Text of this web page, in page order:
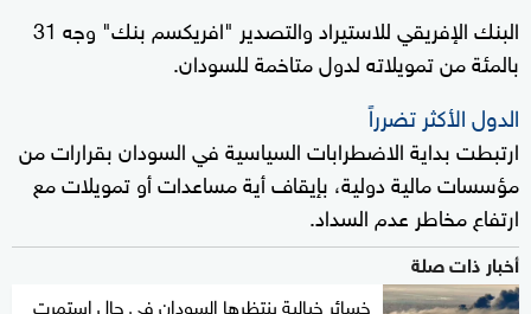
البنك الإفريقي للاستيراد والتصدير "افريكسم بنك" وجه 31
بالمئة من تمويلاته لدول متاخمة للسودان.
الدول الأكثر تضرراً
ارتبطت بداية الاضطرابات السياسية في السودان بقرارات من
مؤسسات مالية دولية، بإيقاف أية مساعدات أو تمويلات مع
ارتفاع مخاطر عدم السداد.
أخبار ذات صلة
خسائر خيالية ينتظرها السودان في حال استمرت